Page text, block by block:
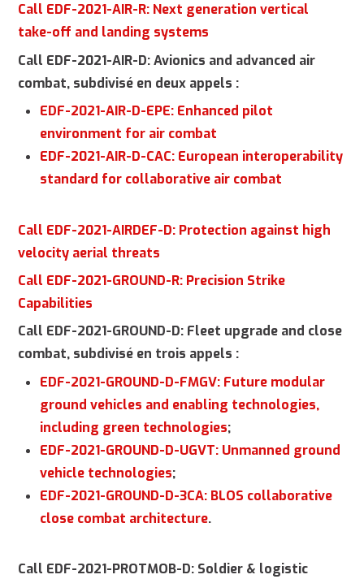
Call EDF-2021-AIR-R: Next generation vertical
take-off and landing systems
Call EDF-2021-AIR-D: Avionics and advanced air
combat, subdivisé en deux appels :
EDF-2021-AIR-D-EPE: Enhanced pilot
environment for air combat
EDF-2021-AIR-D-CAC: European interoperability
standard for collaborative air combat
Call EDF-2021-AIRDEF-D: Protection against high
velocity aerial threats
Call EDF-2021-GROUND-R: Precision Strike
Capabilities
Call EDF-2021-GROUND-D: Fleet upgrade and close
combat, subdivisé en trois appels :
EDF-2021-GROUND-D-FMGV: Future modular
ground vehicles and enabling technologies,
including green technologies;
EDF-2021-GROUND-D-UGVT: Unmanned ground
vehicle technologies;
EDF-2021-GROUND-D-3CA: BLOS collaborative
close combat architecture.
Call EDF-2021-PROTMOB-D: Soldier & logistic